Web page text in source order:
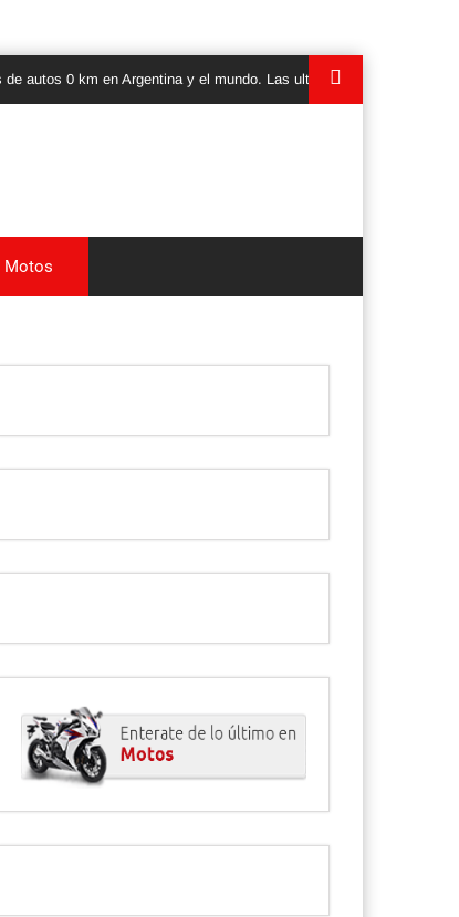
0 km en Argentina y el mundo. Las ultimas novedades,
Motos